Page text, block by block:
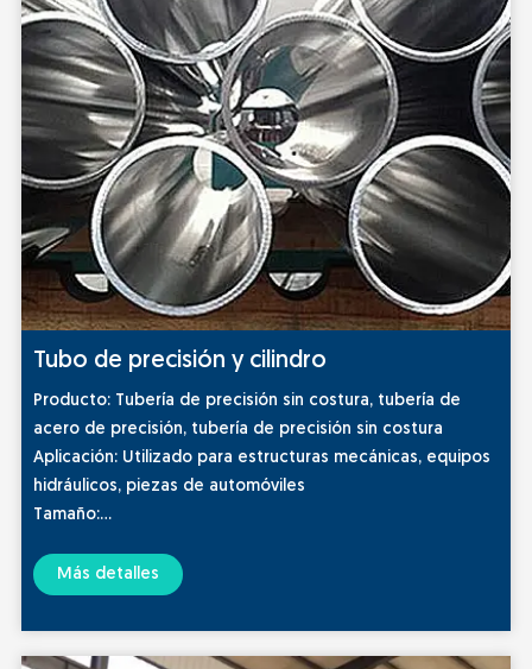
Tubo de precisión y cilindro
Producto: Tubería de precisión sin costura, tubería de
acero de precisión, tubería de precisión sin costura
Aplicación: Utilizado para estructuras mecánicas, equipos
hidráulicos, piezas de automóviles
Tamaño:
PESO: 0,5 mm - 60 mm
LONGITUD: 5,8/6/11,8/12m
Estándar de tubería:
EN 10305 ASTM A106-2006 BS 1139
Más detalles